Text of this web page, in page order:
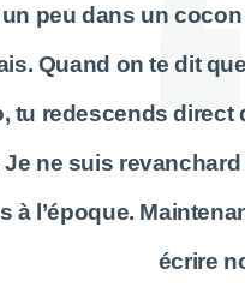
un peu dans un
Quand on te dit
tu redescends direct
Je ne suis
à l’époque.
écrire